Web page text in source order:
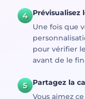
Prévisualisez
Une fois que
pour vérifier
avant de le
Partagez la
Vous aimez